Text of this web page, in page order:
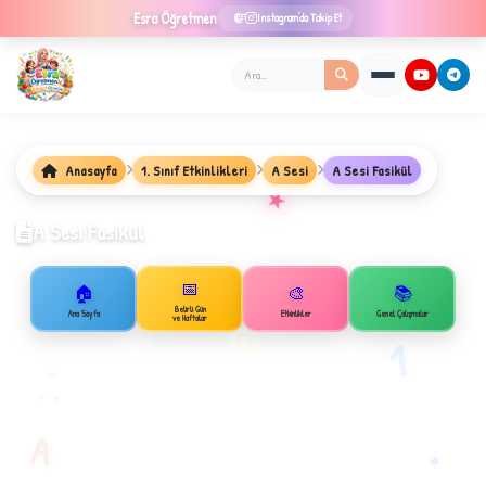
Esra Öğretmen Instagram'da Takip Et
B
✦
★
✧
Anasayfa 1. Sınıf Etkinlikleri A Sesi A Sesi Fasikül
A Sesi Fasikül
🏠
Ana Sayfa
📅
Belirli Gün
ve Haftalar
🎨
Etkinlikler
📚
Genel Çalışmalar
1